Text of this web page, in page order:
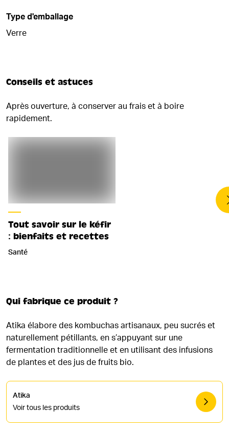
Type d'emballage
Verre
Conseils et astuces
Après ouverture, à conserver au frais et à boire
rapidement.
Tout savoir sur le kéfir
: bienfaits et recettes
Santé
Qui fabrique ce produit ?
Atika élabore des kombuchas artisanaux, peu sucrés et
naturellement pétillants, en s’appuyant sur une
fermentation traditionnelle et en utilisant des infusions
de plantes et des jus de fruits bio.
Atika
Voir tous les produits